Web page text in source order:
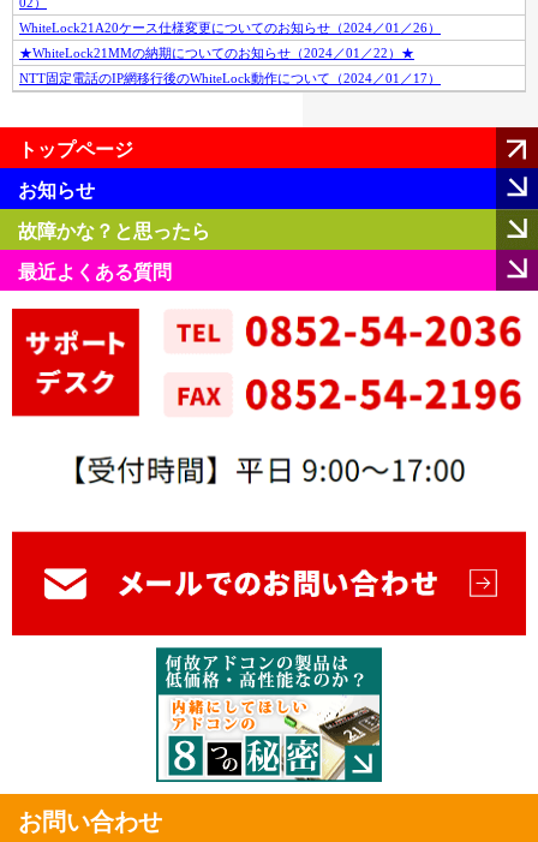
WhiteLock21A20ケース仕様変更についてのお知らせ（2024／01／26）
★WhiteLock21MMの納期についてのお知らせ（2024／01／22）★
NTT固定電話のIP網移行後のWhiteLock動作について（2024／01／17）
トップページ
お知らせ
故障かな？と思ったら
最近よくある質問
お問い合わせ